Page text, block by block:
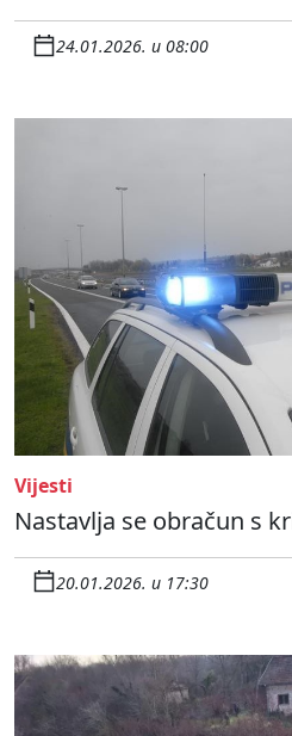
24.01.2026. u 08:00
Vijesti
Nastavlja se obračun s
20.01.2026. u 17:30